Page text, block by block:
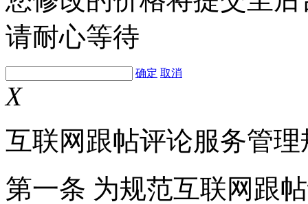
请耐心等待
确定 取消
X
互联网跟帖评论服务管理
第一条 为规范互联网跟